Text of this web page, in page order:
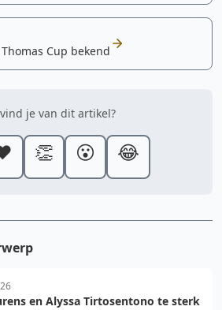
Cup bekend
je van dit artikel?
👏 😮 😂
en Alyssa Tirtosentono te sterk